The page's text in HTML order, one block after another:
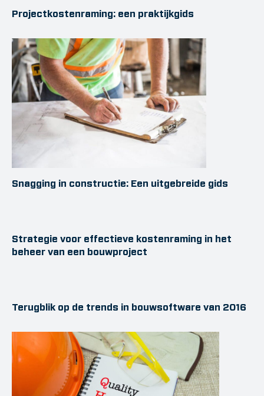
Projectkostenraming: een praktijkgids
Snagging in constructie: Een uitgebreide gids
Strategie voor effectieve kostenraming in het
beheer van een bouwproject
Terugblik op de trends in bouwsoftware van 2016